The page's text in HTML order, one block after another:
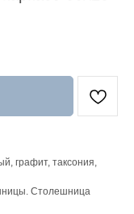
графит, таксония,
Столешница